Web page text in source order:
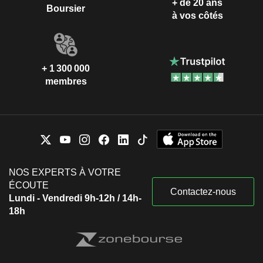
Boursier
+ de 20 ans
à vos côtés
+ 1 300 000
membres
NOS EXPERTS À VOTRE
ÉCOUTE
Lundi - Vendredi 9h-12h / 14h-
18h
Contactez-nous